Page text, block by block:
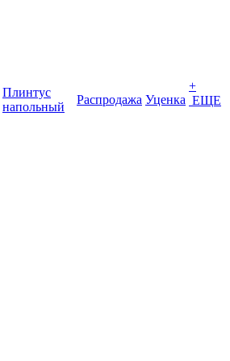
Плинтус
напольный
Распродажа Уценка
+
ЕЩЕ